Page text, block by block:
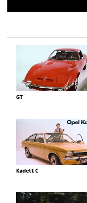
GT
Kadett C